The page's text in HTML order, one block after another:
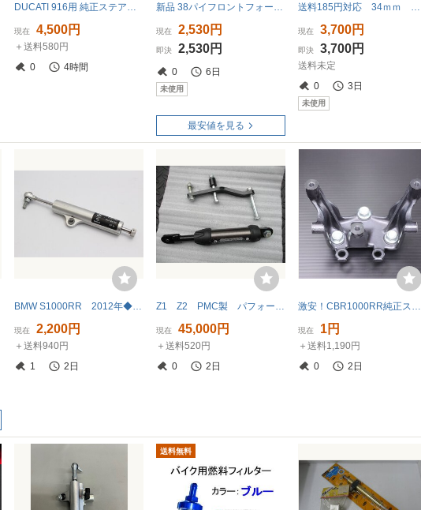
DUCATI 916用 純正ステアリングダンパー Steering damper オイル漏れ/変形無し 916/996/998/748
現在 4,500円
＋送料580円
0
4時間
新品 38パイフロントフォーク用 ステアリングダンパーステー 38mm /アルミ 汎用 NHK GPZ750 GPZ900R Z1000J Z1100GP R1-Z
現在 2,530円
即決 2,530円
0 6日
未使用
最安値を見る
送料185円対応 34ｍｍ フォーククランプ ブラケット ステダン取り付けに ■■34パイ● ダックス シャリーにも
現在 3,700円
即決 3,700円
送料未定
0
3日
未使用
BMW S1000RR 2012年◆ステアリングダンパー◆WB1052406CZ029
現在 2,200円
＋送料940円
1
2日
Z1 Z2 PMC製 パフォーマンスダンパー☆
現在 45,000円
＋送料520円
0
2日
激安！CBR1000RR純正ステアリングダンパーマウントベース！SC57/2004～/FireBlade
現在 1円
＋送料1,190円
0
2日
送料無料